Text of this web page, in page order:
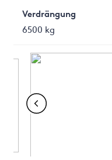
Verdrängung
6500 kg